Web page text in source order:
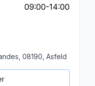
09:00-14:00
08190, Asfeld